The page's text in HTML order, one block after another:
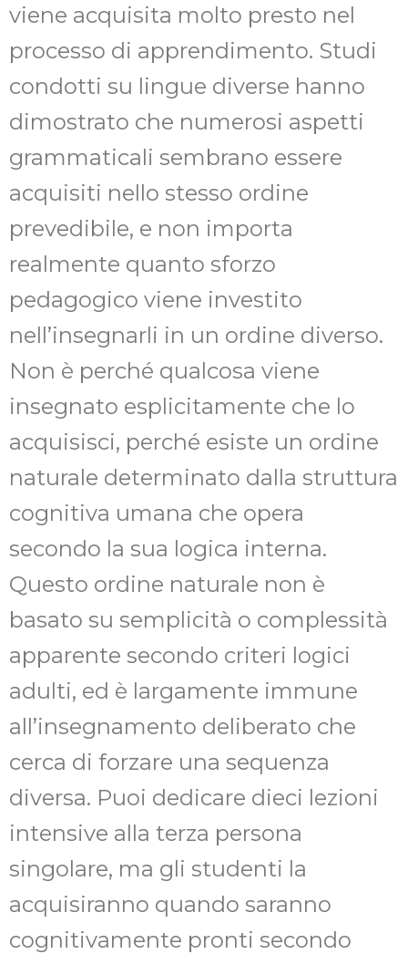
viene acquisita molto presto nel
processo di apprendimento. Studi
condotti su lingue diverse hanno
dimostrato che numerosi aspetti
grammaticali sembrano essere
acquisiti nello stesso ordine
prevedibile, e non importa
realmente quanto sforzo
pedagogico viene investito
nell’insegnarli in un ordine diverso.
Non è perché qualcosa viene
insegnato esplicitamente che lo
acquisisci, perché esiste un ordine
naturale determinato dalla struttura
cognitiva umana che opera
secondo la sua logica interna.
Questo ordine naturale non è
basato su semplicità o complessità
apparente secondo criteri logici
adulti, ed è largamente immune
all’insegnamento deliberato che
cerca di forzare una sequenza
diversa. Puoi dedicare dieci lezioni
intensive alla terza persona
singolare, ma gli studenti la
acquisiranno quando saranno
cognitivamente pronti secondo